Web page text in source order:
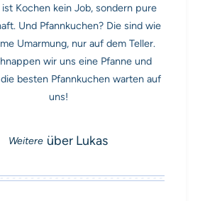
Kochen kein Job, sondern pure
Und Pfannkuchen? Die sind wie
Umarmung, nur auf dem Teller.
wir uns eine Pfanne und
besten Pfannkuchen warten auf
uns!
über Lukas